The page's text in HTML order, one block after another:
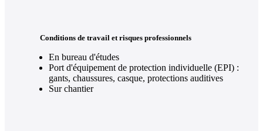
Conditions de travail et risques professionnels
En bureau d'études
Port d'équipement de protection individuelle (EPI) :
gants, chaussures, casque, protections auditives
Sur chantier